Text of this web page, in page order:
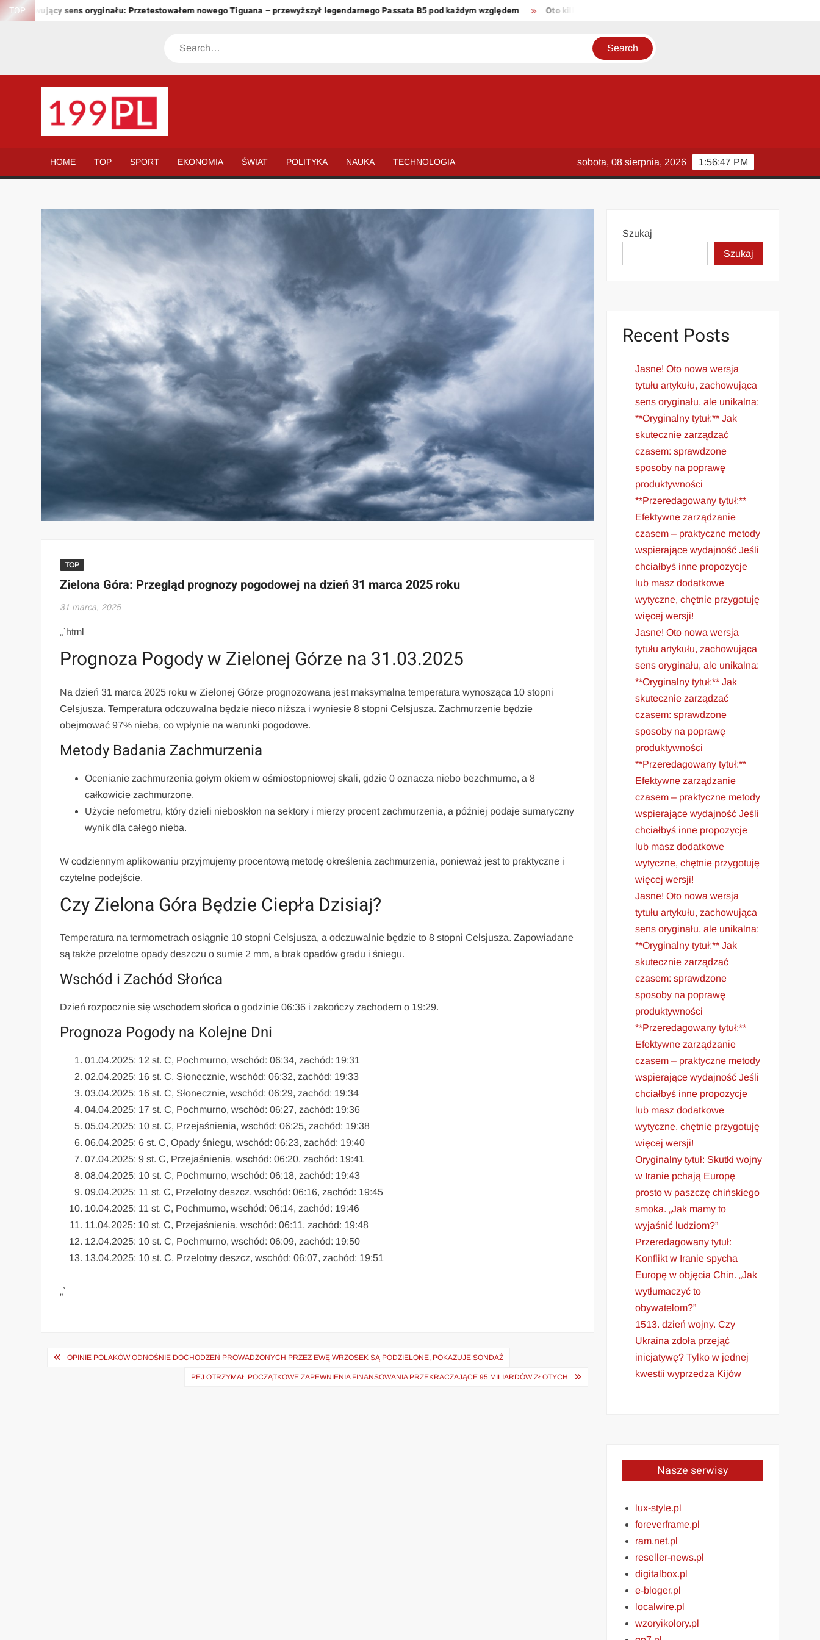
Skip
TOP sens oryginału: Przetestowałem nowego Tiguana – przewyższył legendarnego Passata B5 pod każdym względem Oto kilka propozycji unikalnych tytułów zachowujących sens oryginału:
Search
świat
HOME TOP SPORT EKONOMIA ŚWIAT POLITYKA NAUKA TECHNOLOGIA 1:56:48 PM
sobota, 08 sierpnia, 2026
TOP
Zielona Góra: Przegląd prognozy pogodowej na dzień 31 marca 2025 roku
31 marca, 2025
„`html
Prognoza Pogody w Zielonej Górze na 31.03.2025
Na dzień 31 marca 2025 roku w Zielonej Górze prognozowana jest maksymalna temperatura wynosząca 10 stopni
Celsjusza. Temperatura odczuwalna będzie nieco niższa i wyniesie 8 stopni Celsjusza. Zachmurzenie będzie
obejmować 97% nieba, co wpłynie na warunki pogodowe.
Metody Badania Zachmurzenia
Ocenianie zachmurzenia gołym okiem w ośmiostopniowej skali, gdzie 0 oznacza niebo bezchmurne, a 8
całkowicie zachmurzone.
Użycie nefometru, który dzieli nieboskłon na sektory i mierzy procent zachmurzenia, a później podaje sumaryczny
wynik dla całego nieba.
W codziennym aplikowaniu przyjmujemy procentową metodę określenia zachmurzenia, ponieważ jest to praktyczne i
czytelne podejście.
Czy Zielona Góra Będzie Ciepła Dzisiaj?
Temperatura na termometrach osiągnie 10 stopni Celsjusza, a odczuwalnie będzie to 8 stopni Celsjusza. Zapowiadane
są także przelotne opady deszczu o sumie 2 mm, a brak opadów gradu i śniegu.
Wschód i Zachód Słońca
Dzień rozpocznie się wschodem słońca o godzinie 06:36 i zakończy zachodem o 19:29.
Prognoza Pogody na Kolejne Dni
01.04.2025: 12 st. C, Pochmurno, wschód: 06:34, zachód: 19:31
02.04.2025: 16 st. C, Słonecznie, wschód: 06:32, zachód: 19:33
03.04.2025: 16 st. C, Słonecznie, wschód: 06:29, zachód: 19:34
04.04.2025: 17 st. C, Pochmurno, wschód: 06:27, zachód: 19:36
05.04.2025: 10 st. C, Przejaśnienia, wschód: 06:25, zachód: 19:38
06.04.2025: 6 st. C, Opady śniegu, wschód: 06:23, zachód: 19:40
07.04.2025: 9 st. C, Przejaśnienia, wschód: 06:20, zachód: 19:41
08.04.2025: 10 st. C, Pochmurno, wschód: 06:18, zachód: 19:43
09.04.2025: 11 st. C, Przelotny deszcz, wschód: 06:16, zachód: 19:45
10.04.2025: 11 st. C, Pochmurno, wschód: 06:14, zachód: 19:46
11.04.2025: 10 st. C, Przejaśnienia, wschód: 06:11, zachód: 19:48
12.04.2025: 10 st. C, Pochmurno, wschód: 06:09, zachód: 19:50
13.04.2025: 10 st. C, Przelotny deszcz, wschód: 06:07, zachód: 19:51
„`
Nawigacja
OPINIE POLAKÓW ODNOŚNIE DOCHODZEŃ PROWADZONYCH PRZEZ EWĘ WRZOSEK SĄ PODZIELONE, POKAZUJE SONDAŻ
PEJ OTRZYMAŁ POCZĄTKOWE ZAPEWNIENIA FINANSOWANIA PRZEKRACZAJĄCE 95 MILIARDÓW ZŁOTYCH
Szukaj
Szukaj
Recent Posts
Jasne! Oto nowa wersja
tytułu artykułu, zachowująca
sens oryginału, ale unikalna:
**Oryginalny tytuł:** Jak
skutecznie zarządzać
czasem: sprawdzone
sposoby na poprawę
produktywności
**Przeredagowany tytuł:**
Efektywne zarządzanie
czasem – praktyczne metody
wspierające wydajność Jeśli
chciałbyś inne propozycje
lub masz dodatkowe
wytyczne, chętnie przygotuję
więcej wersji!
Jasne! Oto nowa wersja
tytułu artykułu, zachowująca
sens oryginału, ale unikalna:
**Oryginalny tytuł:** Jak
skutecznie zarządzać
czasem: sprawdzone
sposoby na poprawę
produktywności
**Przeredagowany tytuł:**
Efektywne zarządzanie
czasem – praktyczne metody
wspierające wydajność Jeśli
chciałbyś inne propozycje
lub masz dodatkowe
wytyczne, chętnie przygotuję
więcej wersji!
Jasne! Oto nowa wersja
tytułu artykułu, zachowująca
sens oryginału, ale unikalna:
**Oryginalny tytuł:** Jak
skutecznie zarządzać
czasem: sprawdzone
sposoby na poprawę
produktywności
**Przeredagowany tytuł:**
Efektywne zarządzanie
czasem – praktyczne metody
wspierające wydajność Jeśli
chciałbyś inne propozycje
lub masz dodatkowe
wytyczne, chętnie przygotuję
więcej wersji!
Oryginalny tytuł: Skutki wojny
w Iranie pchają Europę
prosto w paszczę chińskiego
smoka. „Jak mamy to
wyjaśnić ludziom?”
Przeredagowany tytuł:
Konflikt w Iranie spycha
Europę w objęcia Chin. „Jak
wytłumaczyć to
obywatelom?”
1513. dzień wojny. Czy
Ukraina zdoła przejąć
inicjatywę? Tylko w jednej
kwestii wyprzedza Kijów
Nasze serwisy
lux-style.pl
foreverframe.pl
ram.net.pl
reseller-news.pl
digitalbox.pl
e-bloger.pl
localwire.pl
wzoryikolory.pl